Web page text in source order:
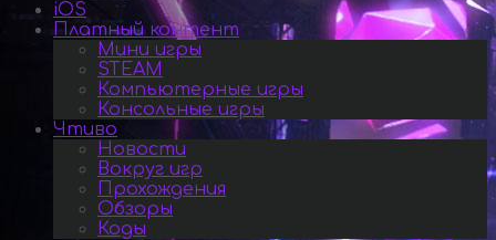
iOS
Платный контент
Мини игры
STEAM
Компьютерные игры
Консольные игры
Чтиво
Новости
Вокруг игр
Прохождения
Обзоры
Коды